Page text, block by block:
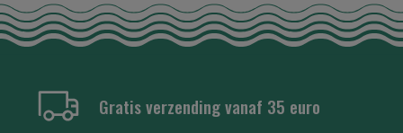
Gratis verzending vanaf 35 euro